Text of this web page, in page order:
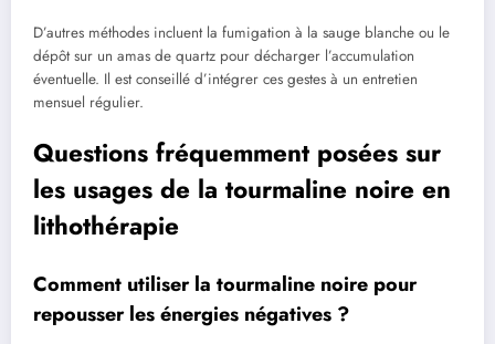
D’autres méthodes incluent la fumigation à la sauge blanche ou le
dépôt sur un amas de quartz pour décharger l’accumulation
éventuelle. Il est conseillé d’intégrer ces gestes à un entretien
mensuel régulier.
Questions fréquemment posées sur
les usages de la tourmaline noire en
lithothérapie
Comment utiliser la tourmaline noire pour
repousser les énergies négatives ?